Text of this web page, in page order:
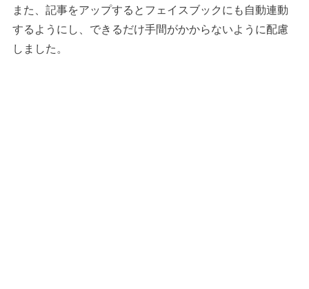
また、記事をアップするとフェイスブックにも自動連動
するようにし、できるだけ手間がかからないように配慮
しました。